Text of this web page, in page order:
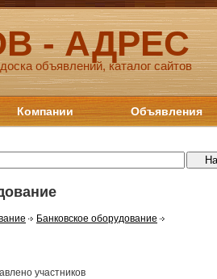
- АДРЕС
объявлений, каталог сайтов
Компании Объявления
Банковское оборудование
участников